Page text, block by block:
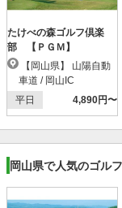
たけべの森ゴルフ倶楽
部 【ＰＧＭ】
車道 / 岡山IC
平日
4,890円〜
岡山県で人気のゴル